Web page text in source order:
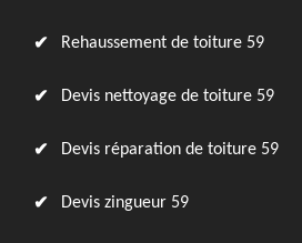
Rehaussement de toiture 59
Devis nettoyage de toiture 59
Devis réparation de toiture 59
Devis zingueur 59